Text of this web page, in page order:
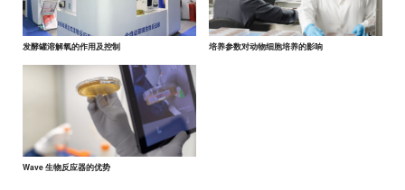
发酵罐溶解氧的作用及控制 培养参数对动物细胞培养的影响
Wave 生物反应器的优势